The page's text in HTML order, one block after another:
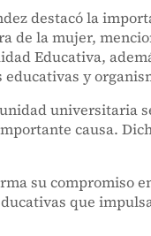
destacó la
de la mujer,
Educativa,
y
universitaria
causa.
su
que